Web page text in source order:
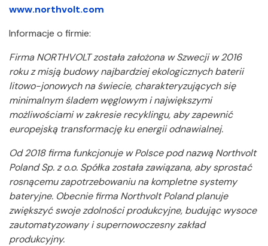
www.northvolt.com
Informacje o firmie:
Firma NORTHVOLT została założona w Szwecji w 2016
roku z misją budowy najbardziej ekologicznych baterii
litowo-jonowych na świecie, charakteryzujących się
minimalnym śladem węglowym i największymi
możliwościami w zakresie recyklingu, aby zapewnić
europejską transformację ku energii odnawialnej.
Od 2018 firma funkcjonuje w Polsce pod nazwą Northvolt
Poland Sp. z o.o. Spółka została zawiązana, aby sprostać
rosnącemu zapotrzebowaniu na kompletne systemy
bateryjne. Obecnie firma Northvolt Poland planuje
zwiększyć swoje zdolności produkcyjne, budując wysoce
zautomatyzowany i supernowoczesny zakład
produkcyjny.